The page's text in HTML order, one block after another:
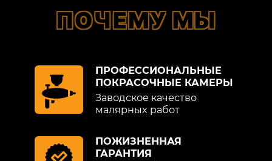
ПОЧЕМУ МЫ
ПРОФЕССИОНАЛЬНЫЕ
ПОКРАСОЧНЫЕ КАМЕРЫ
Заводское качество
малярных работ
ПОЖИЗНЕННАЯ
ГАРАНТИЯ